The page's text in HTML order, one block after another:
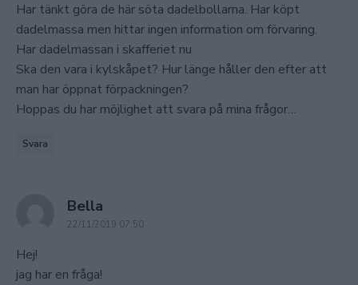
Har tänkt göra de här söta dadelbollarna. Har köpt
dadelmassa men hittar ingen information om förvaring.
Har dadelmassan i skafferiet nu
Ska den vara i kylskåpet? Hur länge håller den efter att
man har öppnat förpackningen?
Hoppas du har möjlighet att svara på mina frågor…
Svara
Bella
22/11/2019 07:50
Hej!
jag har en fråga!